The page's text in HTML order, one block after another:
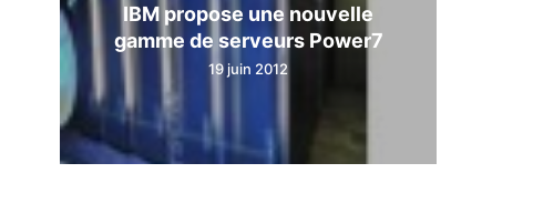
IBM propose une nouvelle
gamme de serveurs Power7
19 juin 2012